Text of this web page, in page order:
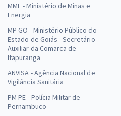
MME - Ministério de Minas e
Energia
MP GO - Ministério Público do
Estado de Goiás - Secretário
Auxiliar da Comarca de
Itapuranga
ANVISA - Agência Nacional de
Vigilância Sanitária
PM PE - Polícia Militar de
Pernambuco